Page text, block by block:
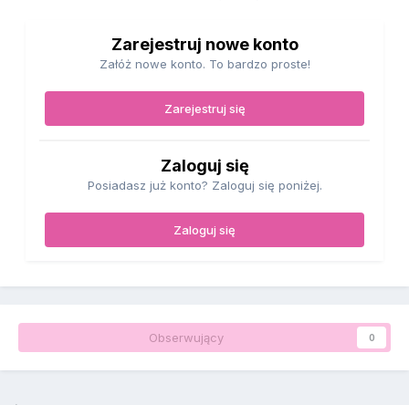
Zarejestruj nowe konto
Załóż nowe konto. To bardzo proste!
Zarejestruj się
Zaloguj się
Posiadasz już konto? Zaloguj się poniżej.
Zaloguj się
Obserwujący 0